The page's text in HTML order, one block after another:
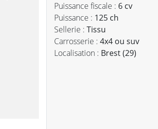
Puissance fiscale : 6 cv
Puissance : 125 ch
Sellerie : Tissu
Carrosserie : 4x4 ou suv
Localisation : Brest (29)